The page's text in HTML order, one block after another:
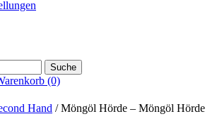
(0)
Hand / Möngöl Hörde – Möngöl Hörde